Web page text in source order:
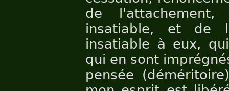
de
insatiable, et de
insatiable à eux,
qui en sont
pensée